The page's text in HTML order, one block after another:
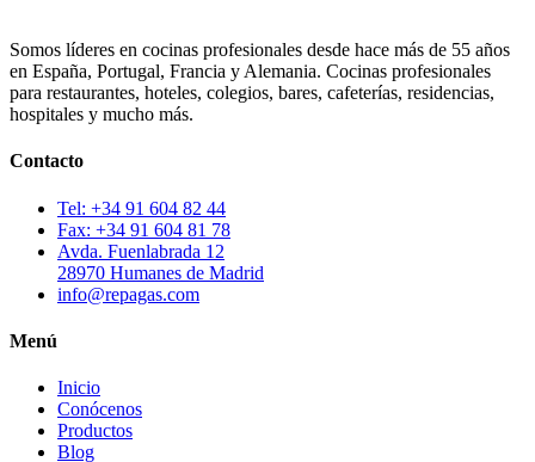
Somos líderes en cocinas profesionales desde hace más de 55 años
en España, Portugal, Francia y Alemania. Cocinas profesionales
para restaurantes, hoteles, colegios, bares, cafeterías, residencias,
hospitales y mucho más.
Contacto
Tel: +34 91 604 82 44
Fax: +34 91 604 81 78
Avda. Fuenlabrada 12
28970 Humanes de Madrid
info@repagas.com
Menú
Inicio
Conócenos
Productos
Blog